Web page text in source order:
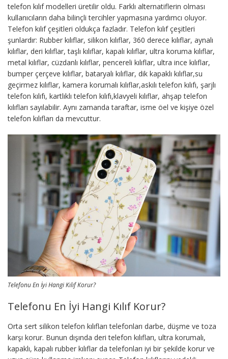
telefon kılıf modelleri üretilir oldu. Farklı alternatiflerin olması
kullanıcıların daha bilinçli tercihler yapmasına yardımcı oluyor.
Telefon kılıf çeşitleri oldukça fazladır. Telefon kılıf çeşitleri
şunlardır: Rubber kılıflar, silikon kılıflar, 360 derece kılıflar, aynalı
kılıflar, deri kılıflar, taşlı kılıflar, kapalı kılıflar, ultra koruma kılıflar,
metal kılıflar, cüzdanlı kılıflar, pencereli kılıflar, ultra ince kılıflar,
bumper çerçeve kılıflar, bataryalı kılıflar, dik kapaklı kılıflar,su
geçirmez kılıflar, kamera korumalı kılıflar,askılı telefon kılıfı, şarjlı
telefon kılıfı, kartlıklı telefon kılıfı,klavyeli kılıflar, ahşap telefon
kılıfları sayılabilir. Aynı zamanda taraftar, isme öel ve kişiye özel
telefon kılıfları da mevcuttur.
Telefonu En İyi Hangi Kılıf Korur?
Telefonu En İyi Hangi Kılıf Korur?
Orta sert silikon telefon kılıfları telefonları darbe, düşme ve toza
karşı korur. Bunun dışında deri telefon kılıfları, ultra korumalı,
kapaklı, kapalı rubber kılıflar da telefonları iyi bir şekilde korur ve